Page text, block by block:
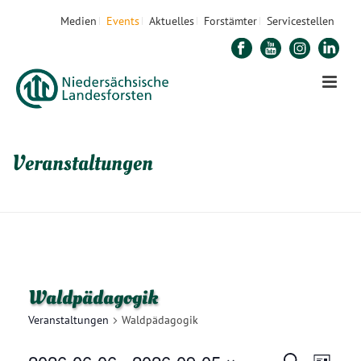
Medien Events Aktuelles Forstämter Servicestellen
Veranstaltungen
Waldpädagogik
Veranstaltungen Waldpädagogik